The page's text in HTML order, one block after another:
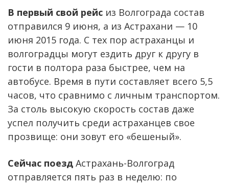
В первый свой рейс из Волгограда состав
отправился 9 июня, а из Астрахани — 10
июня 2015 года. С тех пор астраханцы и
волгоградцы могут ездить друг к другу в
гости в полтора раза быстрее, чем на
автобусе. Время в пути составляет всего 5,5
часов, что сравнимо с личным транспортом.
За столь высокую скорость состав даже
успел получить среди астраханцев свое
прозвище: они зовут его «бешеный».
Сейчас поезд Астрахань-Волгоград
отправляется пять раз в неделю: по